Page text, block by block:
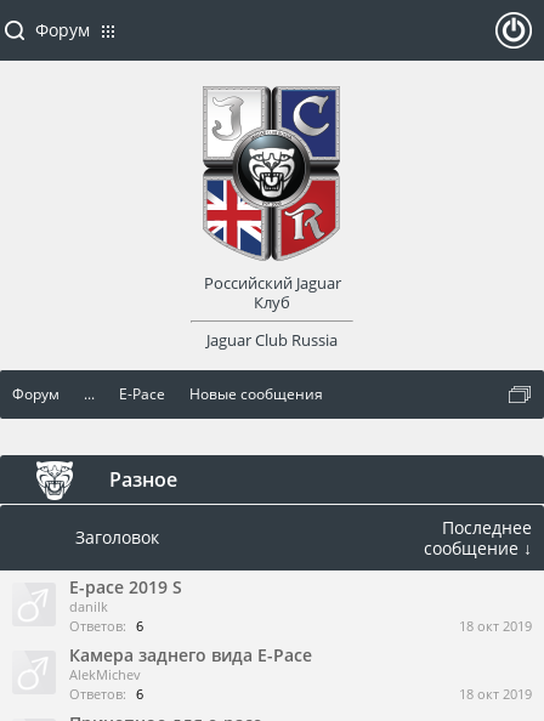
Форум ... E-Pace Новые сообщения
Разное
Заголовок
Последнее
сообщение ↓
E-pace 2019 S
danilk
Ответов: 6 18 окт 2019
Камера заднего вида E-Pace
AlekMichev
Ответов: 6 18 окт 2019
Форум
Российский Jaguar
Клуб
Jaguar Club Russia
оват